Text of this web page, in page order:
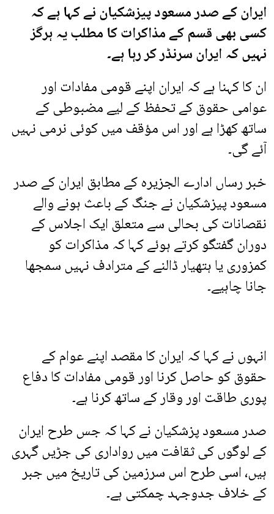
ایران کے صدر مسعود پیزشکیان نے کہا ہے کہ
کسی بھی قسم کے مذاکرات کا مطلب یہ ہرگز
نہیں کہ ایران سرنڈر کر رہا ہے۔
ان کا کہنا ہے کہ ایران اپنے قومی مفادات اور
عوامی حقوق کے تحفظ کے لیے مضبوطی کے
ساتھ کھڑا ہے اور اس مؤقف میں کوئی نرمی نہیں
آئے گی۔
خبر رساں ادارے الجزیرہ کے مطابق ایران کے صدر
مسعود پیزشکیان نے جنگ کے باعث ہونے والے
نقصانات کی بحالی سے متعلق ایک اجلاس کے
دوران گفتگو کرتے ہوئے کہا کہ مذاکرات کو
کمزوری یا ہتھیار ڈالنے کے مترادف نہیں سمجھا
جانا چاہیے۔
انہوں نے کہا کہ ایران کا مقصد اپنے عوام کے
حقوق کو حاصل کرنا اور قومی مفادات کا دفاع
پوری طاقت اور وقار کے ساتھ کرنا ہے۔
صدر مسعود پزشکیان نے کہا کہ جس طرح ایران
کے لوگوں کی ثقافت میں رواداری کی جڑیں گہری
ہیں، اسی طرح اس سرزمین کی تاریخ میں جبر
کے خلاف جدوجہد چمکتی ہے۔